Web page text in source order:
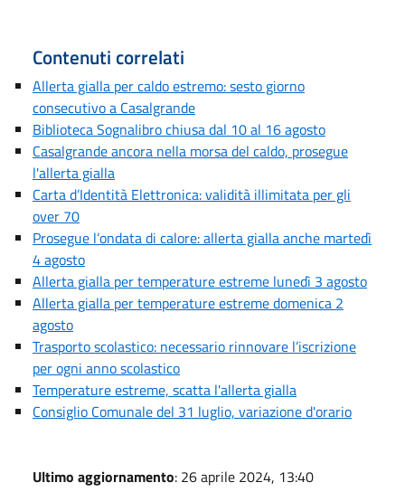
Contenuti correlati
Allerta gialla per caldo estremo: sesto giorno
consecutivo a Casalgrande
Biblioteca Sognalibro chiusa dal 10 al 16 agosto
Casalgrande ancora nella morsa del caldo, prosegue
l'allerta gialla
Carta d’Identità Elettronica: validità illimitata per gli
over 70
Prosegue l’ondata di calore: allerta gialla anche martedì
4 agosto
Allerta gialla per temperature estreme lunedì 3 agosto
Allerta gialla per temperature estreme domenica 2
agosto
Trasporto scolastico: necessario rinnovare l’iscrizione
per ogni anno scolastico
Temperature estreme, scatta l'allerta gialla
Consiglio Comunale del 31 luglio, variazione d'orario
Ultimo aggiornamento: 26 aprile 2024, 13:40